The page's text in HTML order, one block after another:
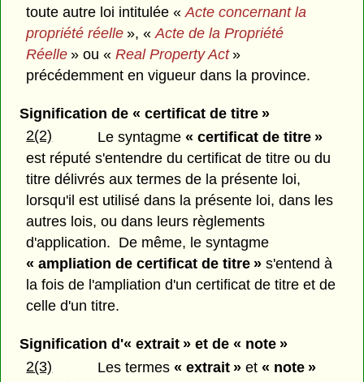
toute autre loi intitulée «Acte concernant la
propriété réelle », «Acte de la Propriété
Réelle » ou «Real Property Act»
précédemment en vigueur dans la province.
Signification de « certificat de titre »
2(2)
Le syntagme« certificat de titre »
est réputé s'entendre du certificat de titre ou du
titre délivrés aux termes de la présente loi,
lorsqu'il est utilisé dans la présente loi, dans les
autres lois, ou dans leurs règlements
d'application. De même, le syntagme
« ampliation de certificat de titre » s'entend à
la fois de l'ampliation d'un certificat de titre et de
celle d'un titre.
Signification d'« extrait » et de « note »
2(3)
Les termes« extrait » et« note »